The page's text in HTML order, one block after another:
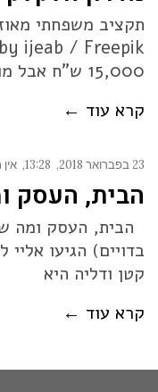
15,000 ש"ח אבל מוציאים
קרא עוד ←
23 בפברואר 2018 13:28
הבית, העסק
הבית, העסק ומה
בדויים) הגיעו
קטן ודליה היא
קרא עוד ←